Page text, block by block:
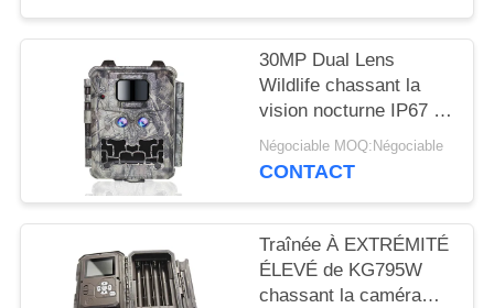
PLAN
POLITIQUE
DE
CONFIDENTIALITÉ
30MP Dual Lens
Wildlife chassant la
vision nocturne IP67 de
la caméra 1080P
Négociable MOQ:Négociable
CONTACT
Traînée À EXTRÉMITÉ
ÉLEVÉ de KG795W
chassant la caméra